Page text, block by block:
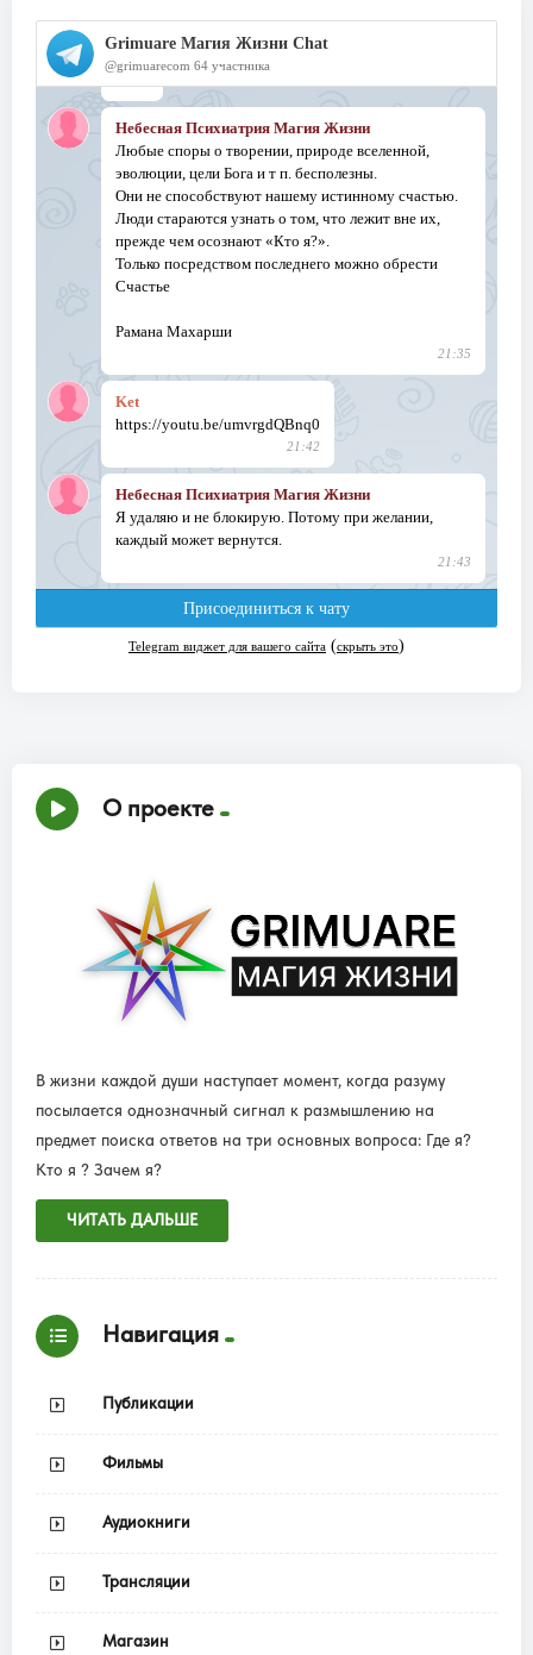
О проекте
В жизни каждой души наступает момент, когда разуму
посылается однозначный сигнал к размышлению на
предмет поиска ответов на три основных вопроса: Где я?
Кто я ? Зачем я?
ЧИТАТЬ ДАЛЬШЕ
Навигация
Публикации
Фильмы
Аудиокниги
Трансляции
Магазин